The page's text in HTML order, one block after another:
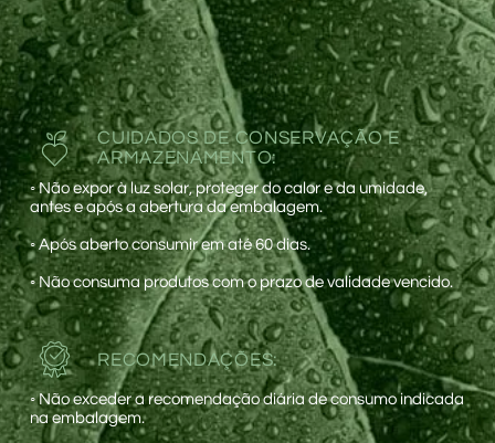
CUIDADOS DE CONSERVAÇÃO E
ARMAZENAMENTO:
◦Não expor à luz solar, proteger do calor e da umidade,
antes e após a abertura da embalagem.
◦Após aberto consumir em até 60 dias.
◦Não consuma produtos com o prazo de validade vencido.
RECOMENDAÇÕES:
◦Não exceder a recomendação diária de consumo indicada
na embalagem.